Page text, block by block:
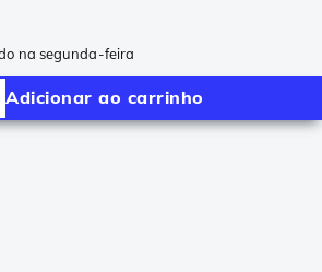
na segunda-feira
Adicionar ao carrinho